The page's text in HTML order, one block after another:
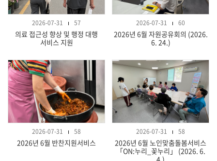
2026-07-31 57
의료 접근성 향상 및 행정 대행
서비스 지원
2026-07-31 60
2026년 6월 자원공유회의 (2026.
6. 24.)
2026-07-31 58
2026년 6월 반찬지원서비스
2026-07-31 58
2026년 6월 노인맞춤돌봄서비스
「ON:누리_꽃누리」 (2026. 6.
4.)